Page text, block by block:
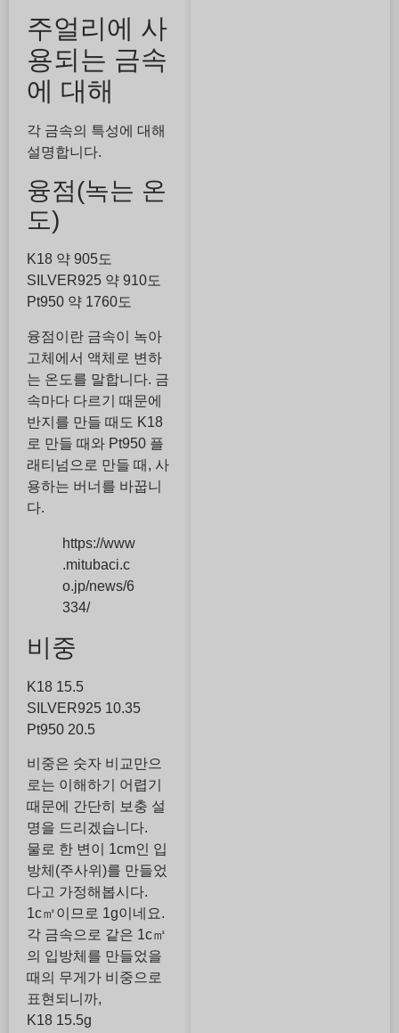
주얼리에 사
용되는 금속
에 대해
각 금속의 특성에 대해
설명합니다.
융점(녹는 온
도)
K18 약 905도
SILVER925 약 910도
Pt950 약 1760도
융점이란 금속이 녹아
고체에서 액체로 변하
는 온도를 말합니다. 금
속마다 다르기 때문에
반지를 만들 때도 K18
로 만들 때와 Pt950 플
래티넘으로 만들 때, 사
용하는 버너를 바꿉니
다.
https://www
.mitubaci.c
o.jp/news/6
334/
비중
K18 15.5
SILVER925 10.35
Pt950 20.5
비중은 숫자 비교만으
로는 이해하기 어렵기
때문에 간단히 보충 설
명을 드리겠습니다.
물로 한 변이 1cm인 입
방체(주사위)를 만들었
다고 가정해봅시다.
1c㎥이므로 1g이네요.
각 금속으로 같은 1c㎥
의 입방체를 만들었을
때의 무게가 비중으로
표현되니까,
K18 15.5g